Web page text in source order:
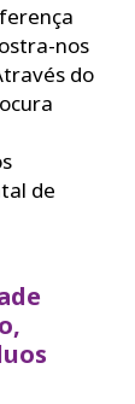
nos
do
de